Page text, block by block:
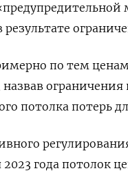
по тем
назвав
потолка потерь
года потолок